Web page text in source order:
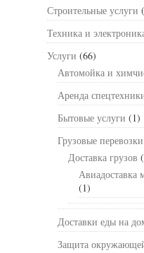
Строительные услуги
Техника и
Услуги (66)
Автомойка и
Аренда
Бытовые услуги (1)
Грузовые перевозки
Доставка грузов
Авиадоставка
(1)
Доставки еды на
Защита